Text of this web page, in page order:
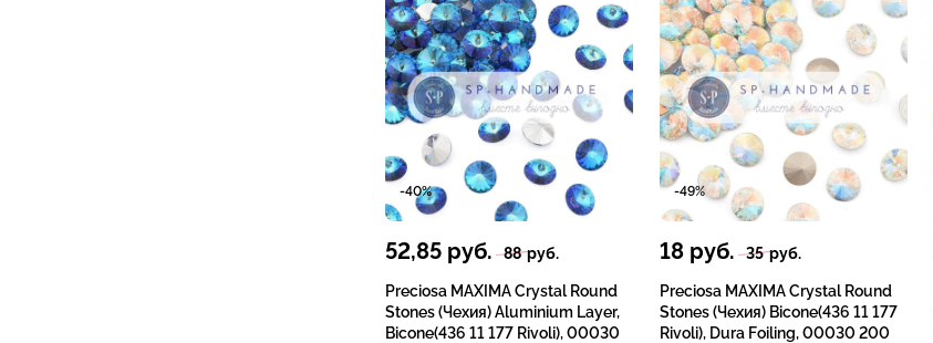
-40%
52,85 руб. 88руб.
Preciosa MAXIMA Crystal Round
Stones (Чехия) Aluminium Layer,
Bicone(436 11 177 Rivoli), 00030
-49%
18 руб. 35руб.
Preciosa MAXIMA Crystal Round
Stones (Чехия) Bicone(436 11 177
Rivoli), Dura Foiling, 00030 200